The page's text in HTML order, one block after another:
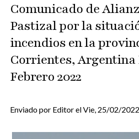
Comunicado de
Pastizal por la
incendios en la
Corrientes, Argentina
Febrero 2022
Enviado por EditorelVie, 25/02/